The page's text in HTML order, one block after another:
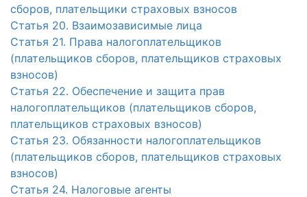
сборов, плательщики страховых взносов
Статья 20. Взаимозависимые лица
Статья 21. Права налогоплательщиков
(плательщиков сборов, плательщиков страховых
взносов)
Статья 22. Обеспечение и защита прав
налогоплательщиков (плательщиков сборов,
плательщиков страховых взносов)
Статья 23. Обязанности налогоплательщиков
(плательщиков сборов, плательщиков страховых
взносов)
Статья 24. Налоговые агенты